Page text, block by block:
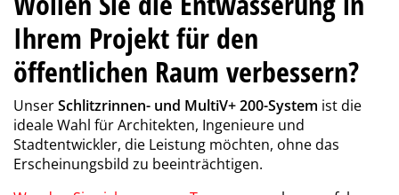
Ihrem Projekt für den
öffentlichen Raum verbessern?
UnserSchlitzrinnen- und MultiV+ 200-System ist die
ideale Wahl für Architekten, Ingenieure und
Stadtentwickler, die Leistung möchten, ohne das
Erscheinungsbild zu beeinträchtigen.